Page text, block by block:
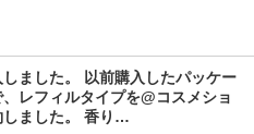
ました。 以前購入したパッケー
レフィルタイプを@コスメショ
しました。 香り…